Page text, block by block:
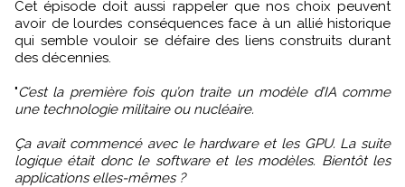
Cet épisode doit aussi rappeler que nos choix peuvent
avoir de lourdes conséquences face à un allié historique
qui semble vouloir se défaire des liens construits durant
des décennies.
"C’est la première fois qu’on traite un modèle d’IA comme
une technologie militaire ou nucléaire.
Ça avait commencé avec le hardware et les GPU. La suite
logique était donc le software et les modèles. Bientôt les
applications elles-mêmes ?